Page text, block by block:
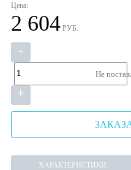
Цена:
2 604 РУБ.
-
+
Не
ХАРАКТЕРИСТИКИ